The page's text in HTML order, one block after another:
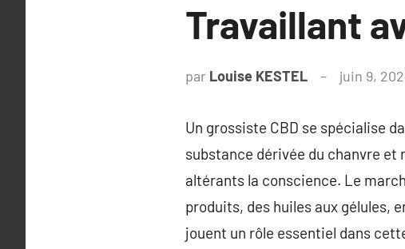
Travaillant
par Louise KESTEL juin 9,
Un grossiste CBD se spécialise
substance dérivée du chanvre
altérants la conscience. Le
produits, des huiles aux gélules,
jouent un rôle essentiel dans